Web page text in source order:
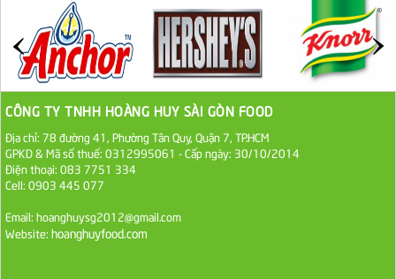
ĐƯỜNG SẠCH CÔ BA BIÊN HÒA 1KG
27.000 VND
Đường cát trắng An Khê bao 50kg
1.100.000 VND
Sa Tế Tôm Cholimex PET Hũ 450g
Ớt Sa Tế Cholimex Hũ Thuỷ Tinh 150g
CÔNG TY TNHH HOÀNG HUY SÀI GÒN FOOD
Địa chỉ: 78 đường 41, Phường Tân Quy, Quận 7, TP.HCM
GPKD & Mã số thuế: 0312995061 - Cấp ngày: 30/10/2014
Điện thoại: 083 7751 334
Cell: 0903 445 077
Email: hoanghuysg2012@gmail.com
Website: hoanghuyfood.com